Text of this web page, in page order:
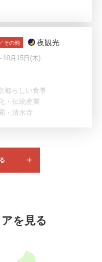
その他 夜観光
10月15日(木)
都らしい食事
・伝統産業
・清水寺
を見る